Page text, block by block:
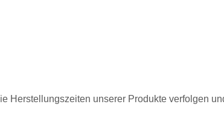
Herstellungszeiten unserer Produkte verfolgen